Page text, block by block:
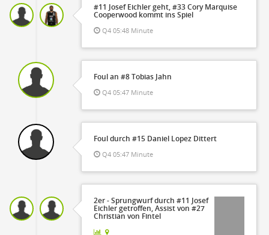
#11 Josef Eichler geht, #33 Cory Marquise
Cooperwood kommt ins Spiel
Q4 05:48 Minute
Foul an #8 Tobias Jahn
Q4 05:47 Minute
Foul durch #15 Daniel Lopez Dittert
Q4 05:47 Minute
2er - Sprungwurf durch #11 Josef
Eichler getroffen, Assist von #27
Christian von Fintel